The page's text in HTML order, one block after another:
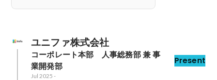
ユニファ株式会社
コーポレート本部　人事総務部 兼 事
業開発部
Present
Jul 2025 -